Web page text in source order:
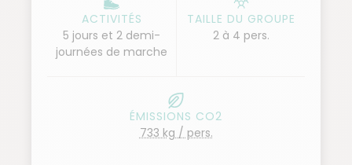
ACTIVITÉS
5 jours et 2 demi-
journées de marche
TAILLE DU GROUPE
2 à 4 pers.
ÉMISSIONS CO2
733 kg / pers.